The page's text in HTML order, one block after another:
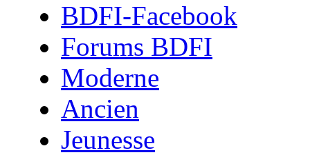
BDFI-Facebook
Forums BDFI
Moderne
Ancien
Jeunesse